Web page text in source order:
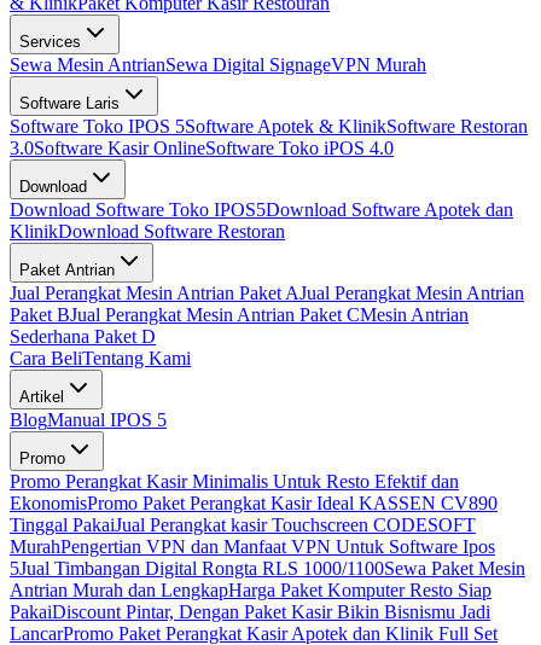
Services
Sewa Mesin AntrianSewa Digital SignageVPN Murah
Software Laris
Software Toko IPOS 5Software Apotek & KlinikSoftware Restoran
3.0Software Kasir OnlineSoftware Toko iPOS 4.0
Download
Download Software Toko IPOS5Download Software Apotek dan
KlinikDownload Software Restoran
Paket Antrian
Jual Perangkat Mesin Antrian Paket AJual Perangkat Mesin Antrian
Paket BJual Perangkat Mesin Antrian Paket CMesin Antrian
Sederhana Paket D
Cara BeliTentang Kami
Artikel
BlogManual IPOS 5
Promo
Promo Perangkat Kasir Minimalis Untuk Resto Efektif dan
EkonomisPromo Paket Perangkat Kasir Ideal KASSEN CV890
Tinggal PakaiJual Perangkat kasir Touchscreen CODESOFT
MurahPengertian VPN dan Manfaat VPN Untuk Software Ipos
5Jual Timbangan Digital Rongta RLS 1000/1100Sewa Paket Mesin
Antrian Murah dan LengkapHarga Paket Komputer Resto Siap
PakaiDiscount Pintar, Dengan Paket Kasir Bikin Bisnismu Jadi
LancarPromo Paket Perangkat Kasir Apotek dan Klinik Full Set